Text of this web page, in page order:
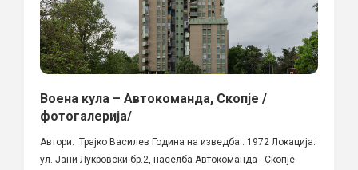
Воена кула – Автокоманда, Скопје /
фотогалерија/
Автори: Трајко Василев Година на изведба : 1972 Локација:
ул. Јани Лукровски бр.2, населба Автокоманда - Скопје